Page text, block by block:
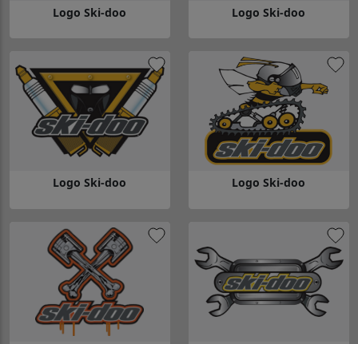
Logo Ski-doo Logo Ski-doo
Logo Ski-doo Logo Ski-doo